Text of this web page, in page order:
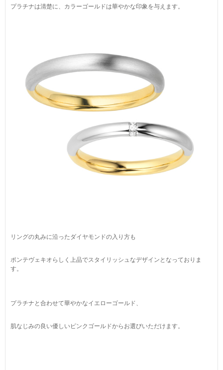
プラチナは清楚に、カラーゴールドは華やかな印象を与えます。
リングの丸みに沿ったダイヤモンドの入り方も
ポンテヴェキオらしく上品でスタイリッシュなデザインとなっておりま
す。
プラチナと合わせて華やかなイエローゴールド、
肌なじみの良い優しいピンクゴールドからお選びいただけます。